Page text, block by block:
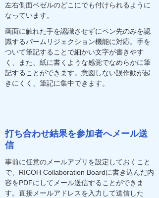
左右側面ベゼルのどこにでも付けられるように
なっています。
画面に触れた手を認識させずにペン先のみを認
識するパームリジェクション機能に対応。手を
ついて筆記することで細かい文字が書きやす
く、また、紙に書くような感覚でなめらかに筆
記することができます。意図しない誤作動が起
きにくく、筆記に集中できます。
打ち合わせ結果を参加者へメール送
信
事前に任意のメールアプリを設定しておくこと
で、RICOH Collaboration Boardに書き込んだ内
容をPDFにしてメール送信することができま
す。直接メールアドレスを入力して送信した